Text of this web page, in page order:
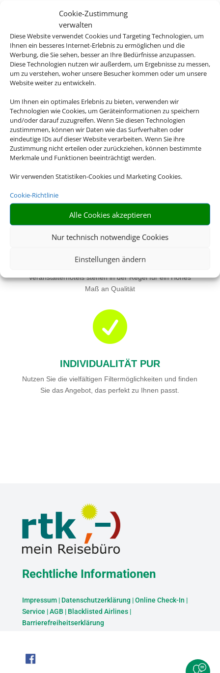
Cookie-Zustimmung
verwalten
Diese Website verwendet Cookies und Targeting Technologien, um
Ihnen ein besseres Internet-Erlebnis zu ermöglichen und die
Werbung, die Sie sehen, besser an Ihre Bedürfnisse anzupassen.
Diese Technologien nutzen wir außerdem, um Ergebnisse zu messen,
um zu verstehen, woher unsere Besucher kommen oder um unsere
Website weiter zu entwickeln.
Um Ihnen ein optimales Erlebnis zu bieten, verwenden wir
Technologien wie Cookies, um Geräteinformationen zu speichern
und/oder darauf zuzugreifen. Wenn Sie diesen Technologien
zustimmmen, können wir Daten wie das Surfverhalten oder
eindeutige IDs auf dieser Website verarbeiten. Wenn Sie ihre
Zustimmung nicht erteilen oder zurückziehen, können bestimmte
Merkmale und Funktionen beeinträchtigt werden.
Wir verwenden Statistiken-Cookies und Marketing Cookies.
Cookie-Richtlinie
Alle Cookies akzeptieren
Nur technisch notwendige Cookies
Einstellungen ändern
Stellen Sie sich Ihre Reise selbst zusammen
und profitieren Sie dabei von maximaler
Flexibilität. Die besten Hotelangebote für
Ihren Urlaub finden Sie dabei bei uns.

RIESIGE AUSWAHL

QUALITÄT
Veranstalterhotels stehen in der Regel für ein Hohes
Maß an Qualität

INDIVIDUALITÄT PUR
Nutzen Sie die vielfältigen Filtermöglichkeiten und finden
Sie das Angebot, das perfekt zu Ihnen passt.
Rechtliche Informationen
Impressum| Datenschutzerklärung |Online Check-In |
Service |AGB | Blacklisted Airlines|
Barrierefreiheitserklärung